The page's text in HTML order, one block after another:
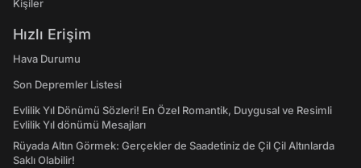
Kişiler
Hızlı Erişim
Hava Durumu
Son Depremler Listesi
Evlilik Yıl Dönümü Sözleri! En Özel Romantik, Duygusal ve Resimli
Evlilik Yıl dönümü Mesajları
Rüyada Altın Görmek: Gerçekler de Saadetiniz de Çil Çil Altınlarda
Saklı Olabilir!